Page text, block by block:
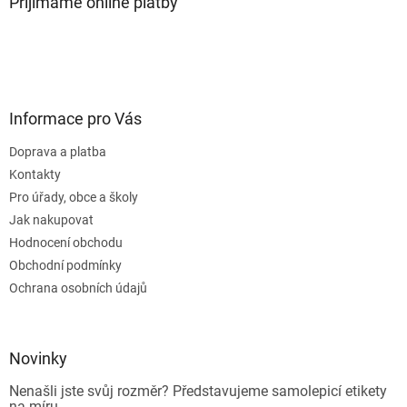
Informace pro Vás
Doprava a platba
Kontakty
Pro úřady, obce a školy
Jak nakupovat
Hodnocení obchodu
Obchodní podmínky
Ochrana osobních údajů
Novinky
Nenašli jste svůj rozměr? Představujeme samolepicí etikety